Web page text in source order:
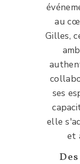
au
Gilles,
ses
elle
et